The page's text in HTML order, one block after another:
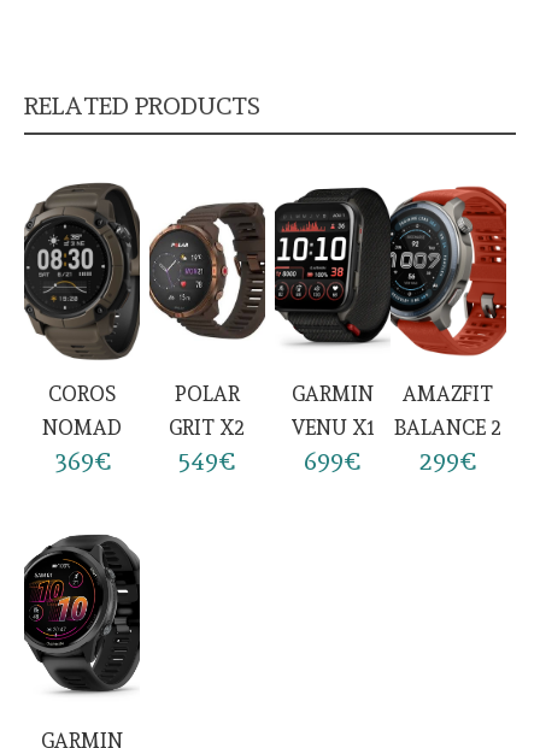
RELATED PRODUCTS
COROS
NOMAD
369€
POLAR
GRIT X2
549€
GARMIN
VENU X1
699€
AMAZFIT
BALANCE 2
299€
GARMIN